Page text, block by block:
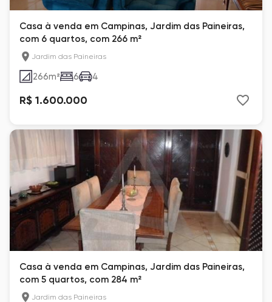
Casa à venda em Campinas, Jardim das Paineiras,
com 6 quartos, com 266 m²
Jardim das Paineiras
266m² 6 4
R$ 1.600.000
Casa à venda em Campinas, Jardim das Paineiras,
com 5 quartos, com 284 m²
Jardim das Paineiras